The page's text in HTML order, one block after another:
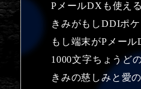
PメールDXも使える
きみがもしDDIポ
もし端末がPメー
1000文字ちょうど
きみの慈しみと愛